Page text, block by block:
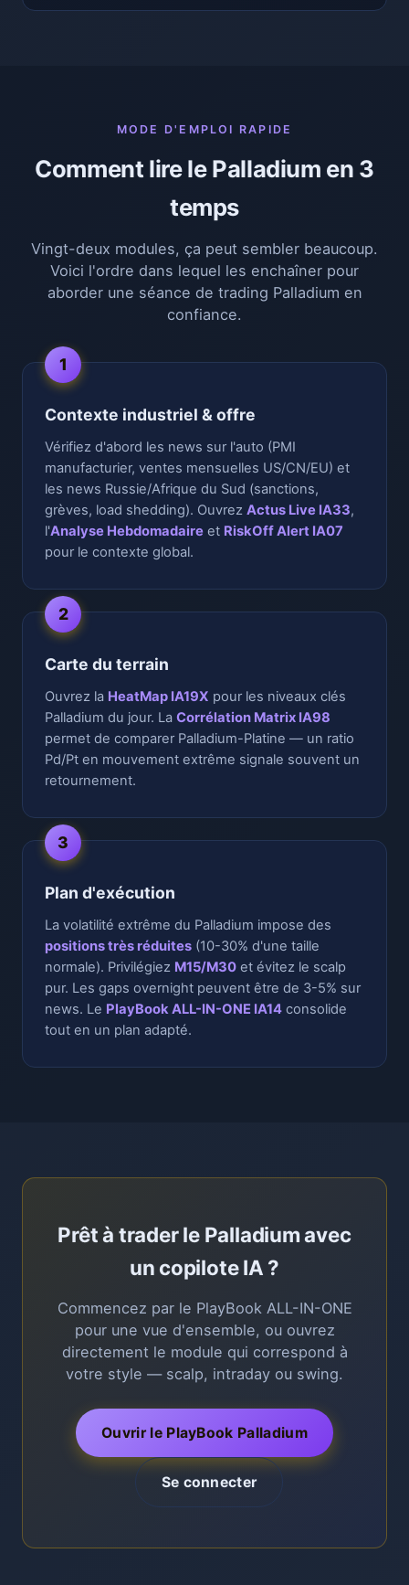
MODE D'EMPLOI RAPIDE
Comment lire le Palladium en 3
temps
Vingt-deux modules, ça peut sembler beaucoup.
Voici l'ordre dans lequel les enchaîner pour
aborder une séance de trading Palladium en
confiance.
1
Contexte industriel & offre
Vérifiez d'abord les news sur l'auto (PMI
manufacturier, ventes mensuelles US/CN/EU) et
les news Russie/Afrique du Sud (sanctions,
grèves, load shedding). Ouvrez Actus Live IA33,
l'Analyse Hebdomadaire et RiskOff Alert IA07
pour le contexte global.
2
Carte du terrain
Ouvrez la HeatMap IA19X pour les niveaux clés
Palladium du jour. La Corrélation Matrix IA98
permet de comparer Palladium-Platine — un ratio
Pd/Pt en mouvement extrême signale souvent un
retournement.
3
Plan d'exécution
La volatilité extrême du Palladium impose des
positions très réduites (10-30% d'une taille
normale). Privilégiez M15/M30 et évitez le scalp
pur. Les gaps overnight peuvent être de 3-5% sur
news. Le PlayBook ALL-IN-ONE IA14 consolide
tout en un plan adapté.
Prêt à trader le Palladium avec
un copilote IA ?
Commencez par le PlayBook ALL-IN-ONE
pour une vue d'ensemble, ou ouvrez
directement le module qui correspond à
votre style — scalp, intraday ou swing.
Ouvrir le PlayBook Palladium
Se connecter